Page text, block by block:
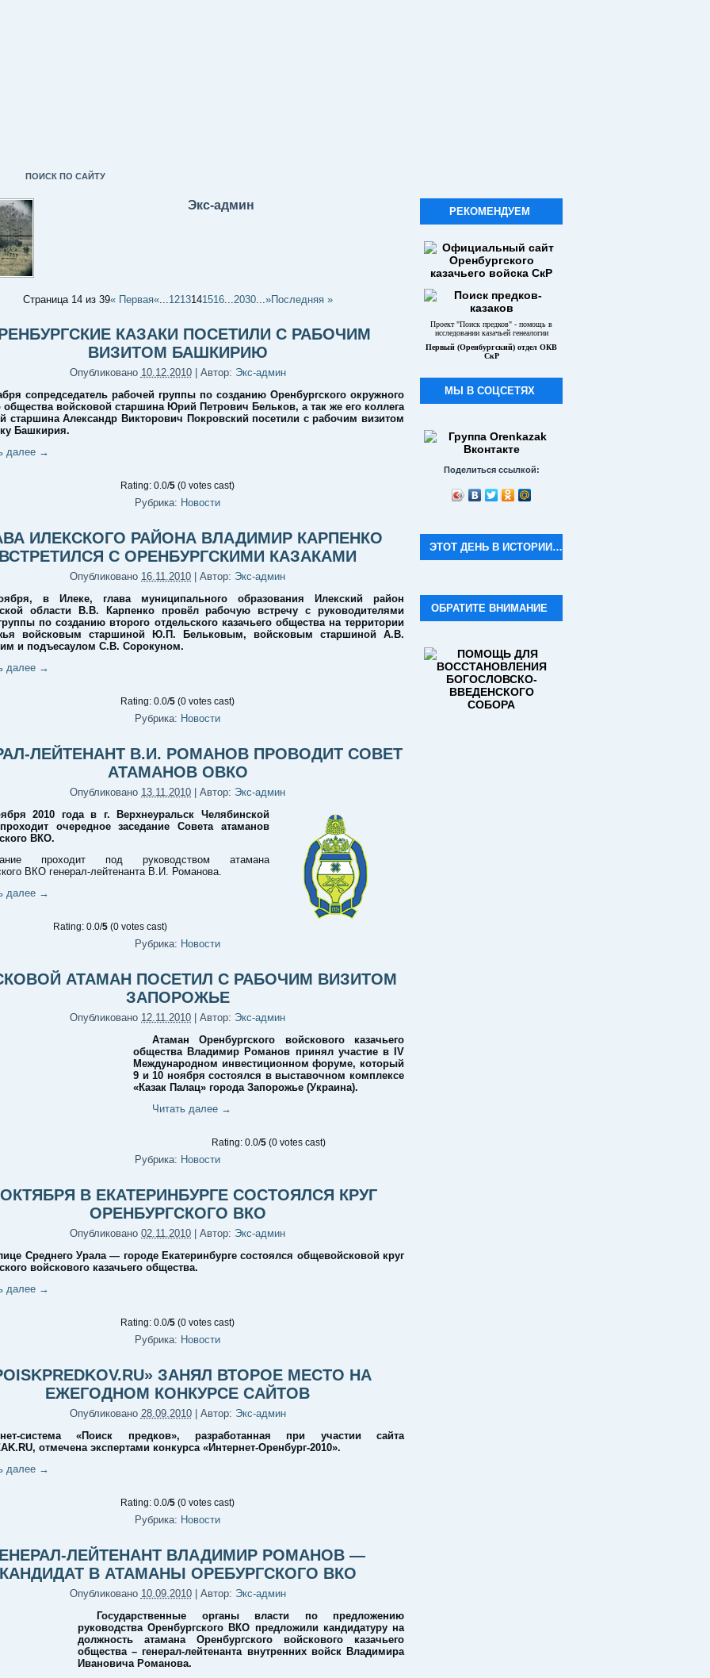
ПОИСК ПО САЙТУ
Экс-админ
Страница 14 из 39« Первая«...1213141516...2030...»Последняя »
КАЗАКИ ПОСЕТИЛИ С РАБОЧИМ
ВИЗИТОМ БАШКИРИЮ
Опубликовано 10.12.2010| Автор: Экс-админ
сопредседатель рабочей группы по созданию Оренбургского окружного
общества войсковой старшина Юрий Петрович Бельков, а так же его коллега
старшина Александр Викторович Покровский посетили с рабочим визитом
Башкирия.
далее →
Rating: 0.0/5 (0 votes cast)
Рубрика: Новости
ИЛЕКСКОГО РАЙОНА ВЛАДИМИР КАРПЕНКО
ВСТРЕТИЛСЯ С ОРЕНБУРГСКИМИ КАЗАКАМИ
Опубликовано 16.11.2010 Автор: Экс-админ
в Илеке, глава муниципального образования Илекский район
области В.В. Карпенко провёл рабочую встречу с руководителями
по созданию второго отдельского казачьего общества на территории
войсковым старшиной Ю.П. Бельковым, войсковым старшиной А.В.
и подъесаулом С.В. Сорокуном.
далее →
Rating: 0.0/5 (0 votes cast)
Рубрика: Новости
ЛЕЙТЕНАНТ В.И. РОМАНОВ ПРОВОДИТ СОВЕТ
АТАМАНОВ ОВКО
Опубликовано 13.11.2010 Автор: Экс-админ
2010 года в г. Верхнеуральск Челябинской
очередное заседание Совета атаманов
ВКО.
проходит под руководством атамана
ВКО генерал-лейтенанта В.И. Романова.
далее →
Rating: 0.0/5 (0 votes cast)
Рубрика: Новости
АТАМАН ПОСЕТИЛ С РАБОЧИМ ВИЗИТОМ
ЗАПОРОЖЬЕ
Опубликовано 12.11.2010 Автор: Экс-админ
Атаман Оренбургского войскового казачьего
общества Владимир Романов принял участие в IV
Международном инвестиционном форуме, который
9 и 10 ноября состоялся в выставочном комплексе
«Казак Палац» города Запорожье (Украина).
Читать далее →
Rating: 0.0/5 (0 votes cast)
Рубрика: Новости
ОКТЯБРЯ В ЕКАТЕРИНБУРГЕ СОСТОЯЛСЯ КРУГ
ОРЕНБУРГСКОГО ВКО
Опубликовано 02.11.2010 Автор: Экс-админ
Среднего Урала — городе Екатеринбурге состоялся общевойсковой круг
войскового казачьего общества.
далее →
Rating: 0.0/5 (0 votes cast)
Рубрика: Новости
ЗАНЯЛ ВТОРОЕ МЕСТО НА
ЕЖЕГОДНОМ КОНКУРСЕ САЙТОВ
Опубликовано 28.09.2010| Автор: Экс-админ
система «Поиск предков», разработанная при участии сайта
отмечена экспертами конкурса «Интернет-Оренбург-2010».
далее →
Rating: 0.0/5 (0 votes cast)
Рубрика: Новости
ЛЕЙТЕНАНТ ВЛАДИМИР РОМАНОВ —
КАНДИДАТ В АТАМАНЫ ОРЕБУРГСКОГО ВКО
Опубликовано 10.09.2010| Автор: Экс-админ
Государственные органы власти по предложению
руководства Оренбургского ВКО предложили кандидатуру на
должность атамана Оренбургского войскового казачьего
общества – генерал-лейтенанта внутренних войск Владимира
Ивановича Романова.
РЕКОМЕНДУЕМ
Проект "Поиск предков" - помощь в
исследовании казачьей генеалогии
Первый (Оренбургский) отдел ОКВ
СкР
МЫ В СОЦСЕТЯХ
Поделиться ссылкой:
ЭТОТ ДЕНЬ В ИСТОРИИ…
ОБРАТИТЕ ВНИМАНИЕ